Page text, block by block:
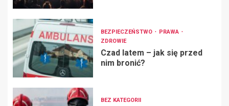
BEZPIECZEŃSTWO
PRAWA
ZDROWIE
Czad latem – jak się przed
nim bronić?
BEZ KATEGORII